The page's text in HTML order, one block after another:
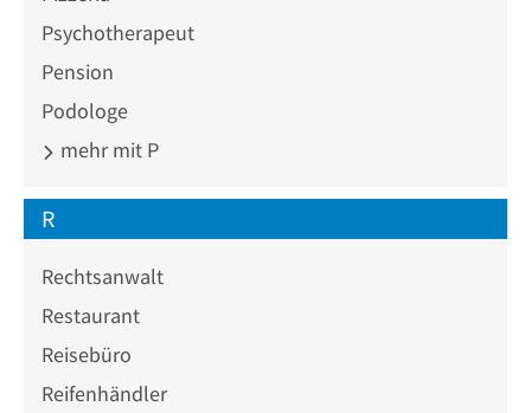
Psychotherapeut
Pension
Podologe
mehr mit P
R
Rechtsanwalt
Restaurant
Reisebüro
Reifenhändler